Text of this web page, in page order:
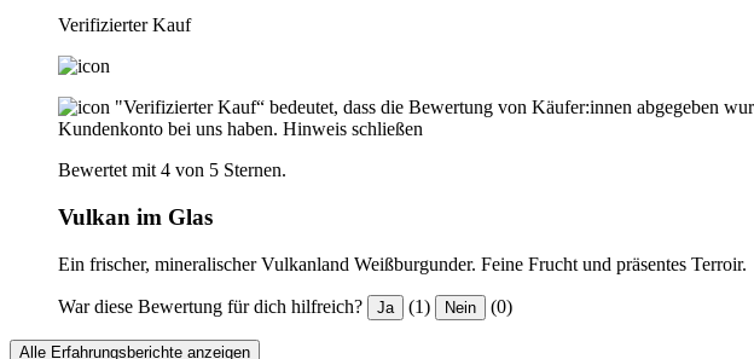
Verifizierter Kauf
"Verifizierter Kauf“ bedeutet, dass die Bewertung von Käufer:innen abgegeben
Kundenkonto bei uns haben. Hinweis schließen
Bewertet mit 4 von 5 Sternen.
Vulkan im Glas
Ein frischer, mineralischer Vulkanland Weißburgunder. Feine Frucht und präsentes Terroir.
War diese Bewertung für dich hilfreich? Ja (1) Nein (0)
Alle Erfahrungsberichte anzeigen